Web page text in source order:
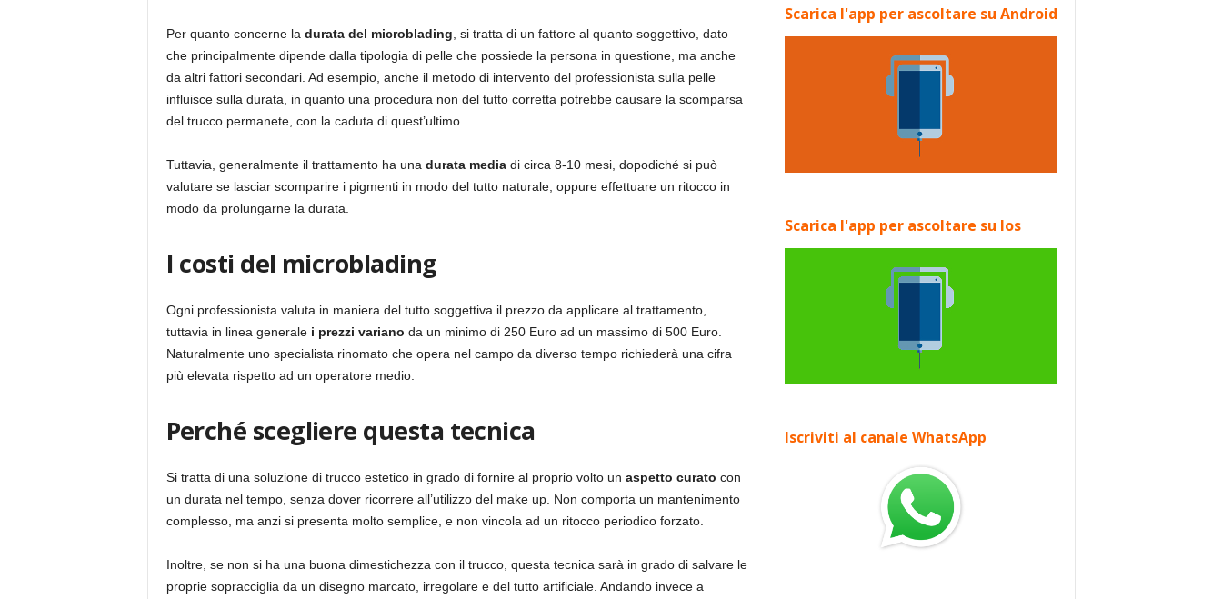
Per quanto concerne la durata del microblading , si tratta di un fattore al quanto soggettivo, dato
che principalmente dipende dalla tipologia di pelle che possiede la persona in questione, ma anche
da altri fattori secondari. Ad esempio, anche il metodo di intervento del professionista sulla pelle
influisce sulla durata, in quanto una procedura non del tutto corretta potrebbe causare la scomparsa
del trucco permanete, con la caduta di quest’ultimo.
Tuttavia, generalmente il trattamento ha una durata mediadi circa 8-10 mesi, dopodiché si può
valutare se lasciar scomparire i pigmenti in modo del tutto naturale, oppure effettuare un ritocco in
modo da prolungarne la durata.
I costi del microblading
Ogni professionista valuta in maniera del tutto soggettiva il prezzo da applicare al trattamento,
tuttavia in linea generale i prezzi variano da un minimo di 250 Euro ad un massimo di 500 Euro.
Naturalmente uno specialista rinomato che opera nel campo da diverso tempo richiederà una cifra
più elevata rispetto ad un operatore medio.
Perché scegliere questa tecnica
Si tratta di una soluzione di trucco estetico in grado di fornire al proprio volto un aspetto curato con
un durata nel tempo, senza dover ricorrere all’utilizzo del make up. Non comporta un mantenimento
complesso, ma anzi si presenta molto semplice, e non vincola ad un ritocco periodico forzato.
Inoltre, se non si ha una buona dimestichezza con il trucco, questa tecnica sarà in grado di salvare le
proprie sopracciglia da un disegno marcato, irregolare e del tutto artificiale. Andando invece a
Scarica l'app per ascoltare su Android
Scarica l'app per ascoltare su Ios
Iscriviti al canale WhatsApp